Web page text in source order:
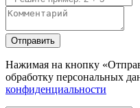
Отправить
Нажимая на кнопку
обработку персональных
конфиденциальности